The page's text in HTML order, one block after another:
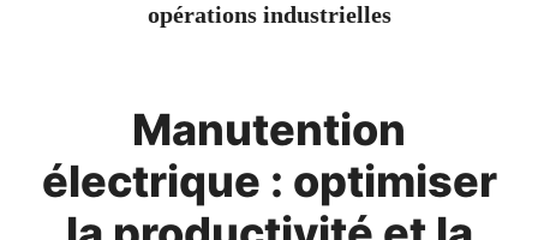
opérations industrielles
Manutention
électrique : optimiser